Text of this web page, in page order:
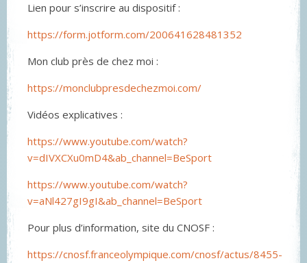
Lien pour s’inscrire au dispositif :
https://form.jotform.com/200641628481352
Mon club près de chez moi :
https://monclubpresdechezmoi.com/
Vidéos explicatives :
https://www.youtube.com/watch?
v=dIVXCXu0mD4&ab_channel=BeSport
https://www.youtube.com/watch?
v=aNl427gI9gI&ab_channel=BeSport
Pour plus d’information, site du CNOSF :
https://cnosf.franceolympique.com/cnosf/actus/8455-